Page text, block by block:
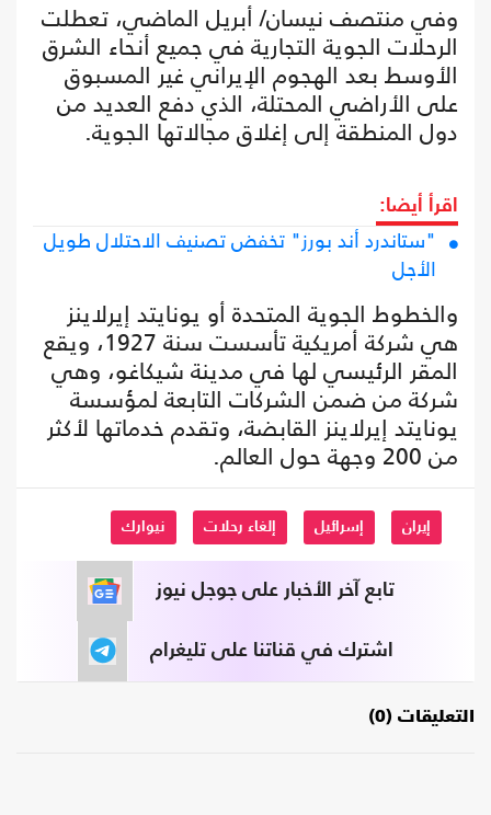
وفي منتصف نيسان/ أبريل الماضي، تعطلت
الرحلات الجوية التجارية في جميع أنحاء الشرق
الأوسط بعد الهجوم الإيراني غير المسبوق
على الأراضي المحتلة، الذي دفع العديد من
دول المنطقة إلى إغلاق مجالاتها الجوية.
اقرأ أيضا:
‏"ستاندرد أند بورز" تخفض تصنيف الاحتلال طويل
الأجل‏
والخطوط الجوية المتحدة أو يونايتد إيرلاينز‏
هي شركة أمريكية تأسست سنة 1927، ويقع
المقر الرئيسي لها في مدينة شيكاغو، وهي
شركة من ضمن الشركات التابعة لمؤسسة
يونايتد إيرلاينز القابضة، وتقدم خدماتها لأكثر
من 200 وجهة حول العالم.
إيران إسرائيل إلغاء رحلات نيوارك
تابع آخر الأخبار على جوجل نيوز
اشترك في قناتنا على تليغرام
التعليقات (0)